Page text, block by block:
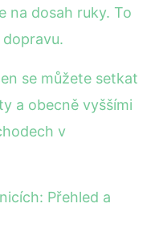
na dosah ruky. To
se můžete setkat
a obecně vyššími
v
Přehled a